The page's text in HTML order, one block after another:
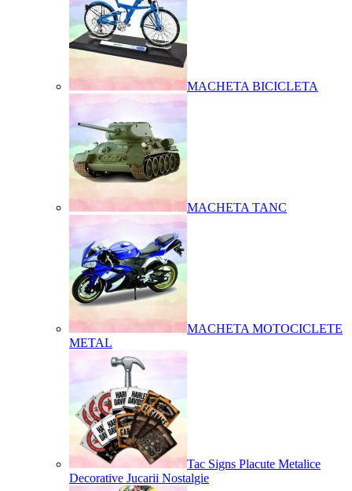
MACHETA BICICLETA
MACHETA TANC
MACHETA MOTOCICLETE
METAL
Tac Signs Placute Metalice
Decorative Jucarii Nostalgie